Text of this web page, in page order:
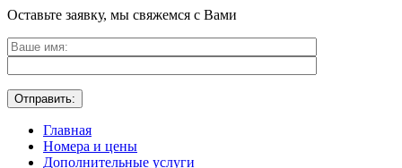
Оставьте заявку, мы свяжемся с Вами
Главная
Номера и цены
Дополнительные услуги